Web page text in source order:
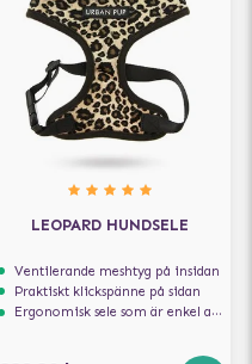
LEOPARD HUNDSELE
Ventilerande meshtyg på insidan
Praktiskt klickspänne på sidan
Ergonomisk sele som är enkel att ta på och av